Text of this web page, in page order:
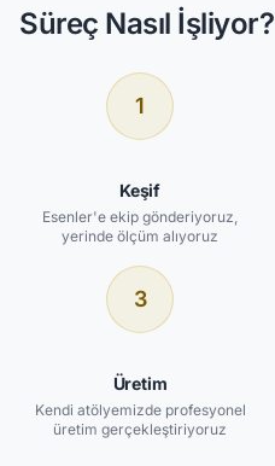
Süreç Nasıl İşliyor?
1
Keşif
Esenler'e ekip gönderiyoruz,
yerinde ölçüm alıyoruz
3
Üretim
Kendi atölyemizde profesyonel
üretim gerçekleştiriyoruz